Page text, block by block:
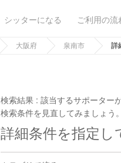
シッターになる ご利用の流
大阪府 泉南市 詳
検索結果 :該当するサポーター
検索条件を見直してみましょう。
詳細条件を指定